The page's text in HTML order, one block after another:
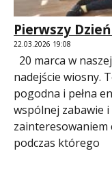
Pierwszy
22.03.2026 19:08
20 marca w
nadejście wiosny.
pogodna i pełna
wspólnej zabawie
zainteresowaniem
podczas którego